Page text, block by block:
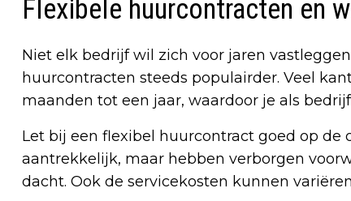
Flexibele huurcontracten en
Niet elk bedrijf wil zich voor jaren
huurcontracten steeds populairder. Veel
maanden tot een jaar, waardoor je als
Let bij een flexibel huurcontract goed op
aantrekkelijk, maar hebben verborgen
dacht. Ook de servicekosten kunnen